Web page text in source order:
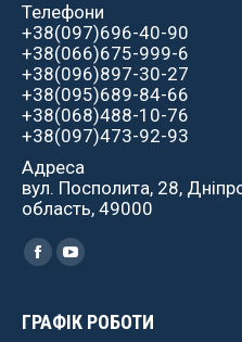
Телефони
+38(097)696-40-90
+38(066)675-999-6
+38(096)897-30-27
+38(095)689-84-66
+38(068)488-10-76
+38(097)473-92-93
Адреса
вул. Посполита, 28,
область, 49000
Найдите нас:
Facebook
YouTube
ГРАФІК РОБОТИ